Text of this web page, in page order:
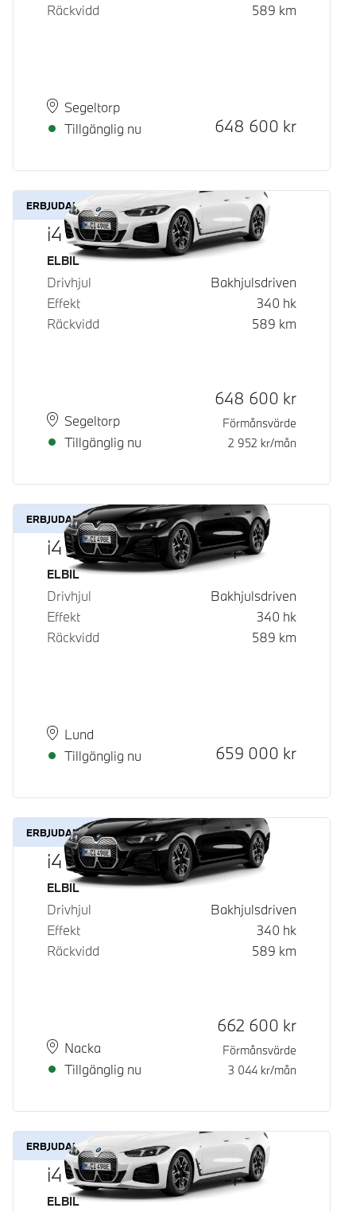
Räckvidd 589 km
PlatsSegeltorp
Leveranstid
Tillgänglig nu
Kontantpris
648 600 kr
ERBJUDANDE
i4 eDrive40
Bränsle
ELBIL
Drivhjul
Bakhjulsdriven
Effekt
340 hk
Räckvidd
589 km
PlatsSegeltorp
Leveranstid
Tillgänglig nu
Kontantpris
648 600 kr
Förmånsvärde
2 952 kr/mån
ERBJUDANDE
i4 eDrive40 Gran Coupé
Bränsle
ELBIL
Drivhjul
Bakhjulsdriven
Effekt
340 hk
Räckvidd
589 km
PlatsLund
Leveranstid
Tillgänglig nu
Kontantpris
659 000 kr
ERBJUDANDE
i4 eDrive40
Bränsle
ELBIL
Drivhjul
Bakhjulsdriven
Effekt
340 hk
Räckvidd
589 km
PlatsNacka
Leveranstid
Tillgänglig nu
Kontantpris
662 600 kr
Förmånsvärde
3 044 kr/mån
ERBJUDANDE
i4 eDrive40 Gran Coupé
Bränsle
ELBIL